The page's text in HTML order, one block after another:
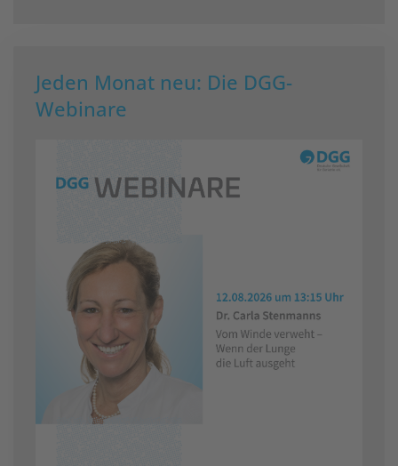
Jeden Monat neu: Die DGG-
Webinare